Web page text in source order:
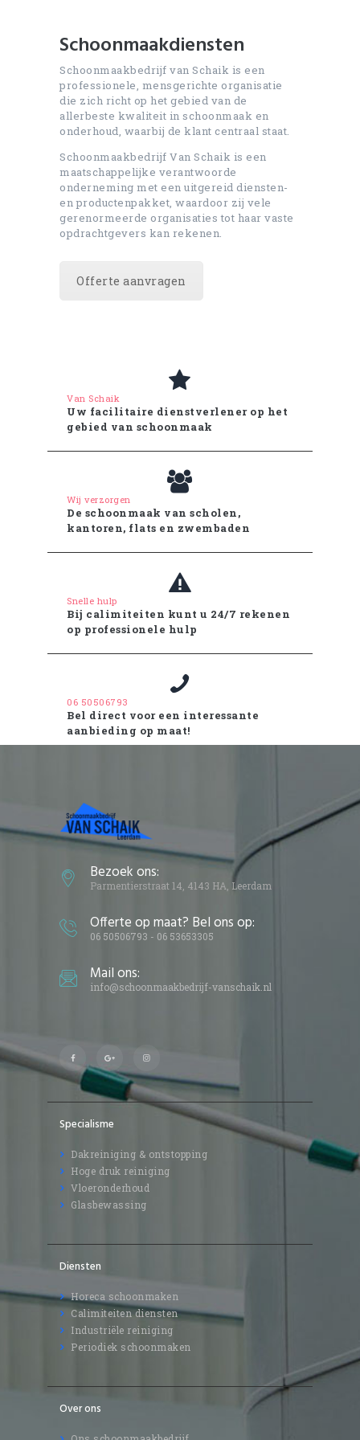
Schoonmaakdiensten
Schoonmaakbedrijf van Schaik is een
professionele, mensgerichte organisatie
die zich richt op het gebied van de
allerbeste kwaliteit in schoonmaak en
onderhoud, waarbij de klant centraal staat.
Schoonmaakbedrijf Van Schaik is een
maatschappelijke verantwoorde
onderneming met een uitgereid diensten-
en productenpakket, waardoor zij vele
gerenormeerde organisaties tot haar vaste
opdrachtgevers kan rekenen.
Offerte aanvragen
Van Schaik
Uw facilitaire dienstverlener op het
gebied van schoonmaak
Wij verzorgen
De schoonmaak van scholen,
kantoren, flats en zwembaden
Snelle hulp
Bij calimiteiten kunt u 24/7 rekenen
op professionele hulp
06 50506793
Bel direct voor een interessante
aanbieding op maat!
Bezoek ons:
Parmentierstraat 14, 4143 HA, Leerdam
Offerte op maat? Bel ons op:
06 50506793 - 06 53653305
Mail ons:
info@schoonmaakbedrijf-vanschaik.nl
Specialisme
Dakreiniging & ontstopping
Hoge druk reiniging
Vloeronderhoud
Glasbewassing
Diensten
Horeca schoonmaken
Calimiteiten diensten
Industriële reiniging
Periodiek schoonmaken
Over ons